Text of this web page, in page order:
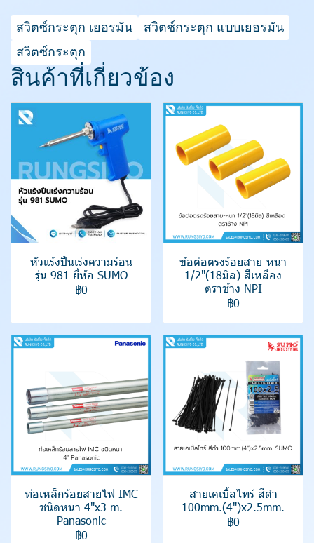
สวิตซ์กระตุก เยอรมัน
สวิตซ์กระตุก แบบเยอรมัน
สวิตซ์กระตุก
สินค้าที่เกี่ยวข้อง
หัวแร้งปืนเร่งความร้อน
รุ่น 981 ยี่ห้อ SUMO
฿0
ข้อต่อตรงร้อยสาย-หนา
1/2"(18มิล) สีเหลือง
ตราช้าง NPI
฿0
ท่อเหล็กร้อยสายไฟ IMC
ชนิดหนา 4"x3 m.
Panasonic
฿0
สายเคเบิ้ลไทร์ สีดำ
100mm.(4")x2.5mm.
฿0